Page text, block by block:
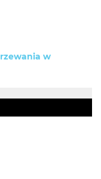
w